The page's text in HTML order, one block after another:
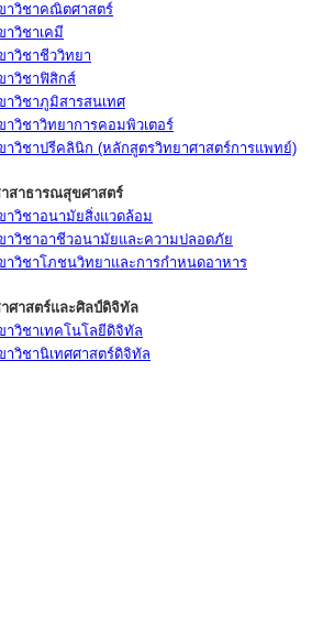
าวิชาคณิตศาสตร์
าวิชาเคมี
าวิชาชีววิทยา
าวิชาฟิสิกส์
าวิชาภูมิสารสนเทศ
าวิชาวิทยาการคอมพิวเตอร์
าวิชาปรีคลินิก (หลักสูตรวิทยาศาสตร์การแพทย์)
สาธารณสุขศาสตร์
าวิชาอนามัยสิ่งแวดล้อม
าวิชาอาชีวอนามัยและความปลอดภัย
าวิชาโภชนวิทยาและการกำหนดอาหาร
ศาสตร์และศิลป์ดิจิทัล
าวิชาเทคโนโลยีดิจิทัล
าวิชานิเทศศาสตร์ดิจิทัล